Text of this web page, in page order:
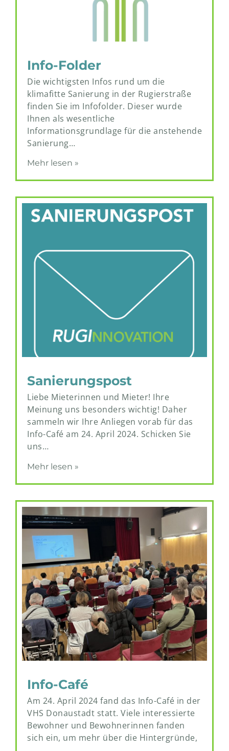
Info-Folder
Die wichtigsten Infos rund um die
klimafitte Sanierung in der Rugierstraße
finden Sie im Infofolder. Dieser wurde
Ihnen als wesentliche
Informationsgrundlage für die anstehende
Sanierung…
Mehr lesen »
Sanierungspost
Liebe Mieterinnen und Mieter! Ihre
Meinung uns besonders wichtig! Daher
sammeln wir Ihre Anliegen vorab für das
Info-Café am 24. April 2024. Schicken Sie
uns…
Mehr lesen »
Info-Café
Am 24. April 2024 fand das Info-Café in der
VHS Donaustadt statt. Viele interessierte
Bewohner und Bewohnerinnen fanden
sich ein, um mehr über die Hintergründe,